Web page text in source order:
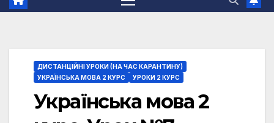
ДИСТАНЦІЙНІ УРОКИ (НА ЧАС КАРАНТИНУ)
УКРАЇНСЬКА МОВА 2 КУРС
УРОКИ 2 КУРС
Українська мова 2